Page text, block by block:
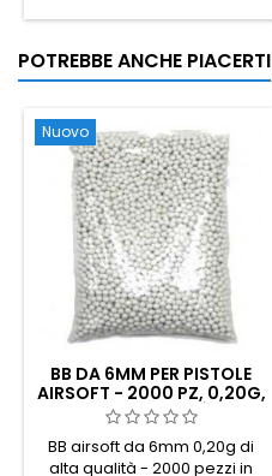
POTREBBE ANCHE PIACERTI
Nuovo
BB DA 6MM PER PISTOLE
AIRSOFT - 2000 PZ, 0,20G,
ALTA QUALITÀ
BB airsoft da 6mm 0,20g di
alta qualità - 2000 pezzi in